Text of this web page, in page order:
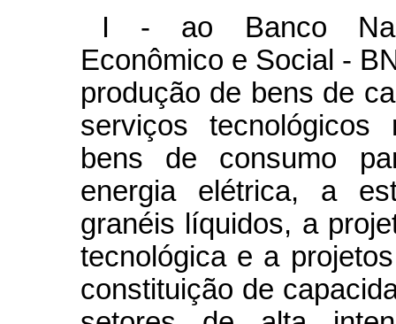
I - ao Banco
Econômico e Social -
produção de bens de
serviços
bens de consumo
energia elétrica, a
granéis líquidos, a
tecnológica e a
constituição de